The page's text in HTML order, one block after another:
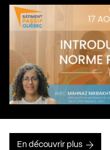
En découvrir plus